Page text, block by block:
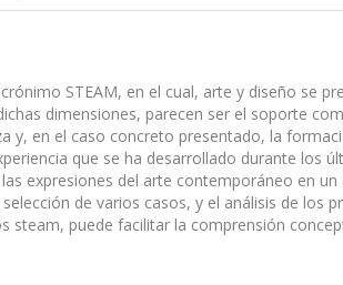
STEAM, en el cual, arte y diseño se
dimensiones, parecen ser el soporte
y, en el caso concreto presentado, la
que se ha desarrollado durante los
expresiones del arte contemporáneo en
de varios casos, y el análisis de los
steam, puede facilitar la comprensión